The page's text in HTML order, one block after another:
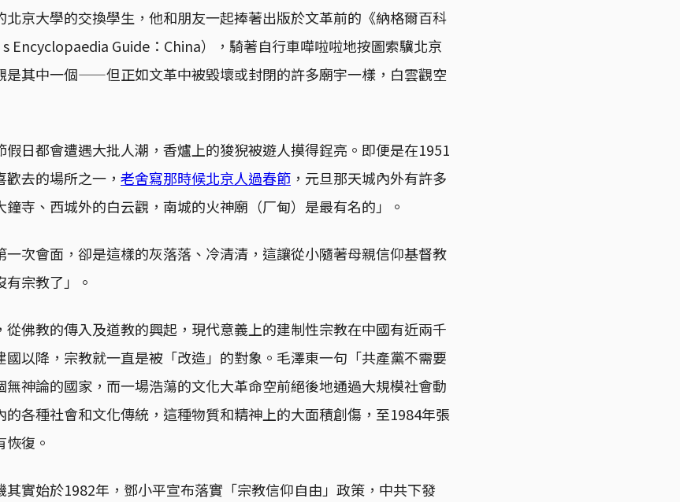
北京大學的交換學生，他和朋友一起捧著出版於文革前的《納格爾百科
Encyclopaedia Guide：China），騎著自行車嘩啦啦地按圖索驥北京
是其中一個——但正如文革中被毀壞或封閉的許多廟宇一樣，白雲觀空
假日都會遭遇大批人潮，香爐上的狻猊被遊人摸得鋥亮。即便是在1951
去的場所之一， 老舍寫那時候北京人過春節 ，元旦那天城內外有許多
寺、西城外的白云觀，南城的火神廟（厂甸）是最有名的」。
一次會面，卻是這樣的灰落落、冷清清，這讓從小隨著母親信仰基督教
宗教了」。
從佛教的傳入及道教的興起，現代意義上的建制性宗教在中國有近兩千
以降，宗教就一直是被「改造」的對象。毛澤東一句「共產黨不需要
無神論的國家，而一場浩蕩的文化大革命空前絕後地通過大規模社會動
的各種社會和文化傳統，這種物質和精神上的大面積創傷，至1984年張
復。
實始於1982年，鄧小平宣布落實「宗教信仰自由」政策，中共下發